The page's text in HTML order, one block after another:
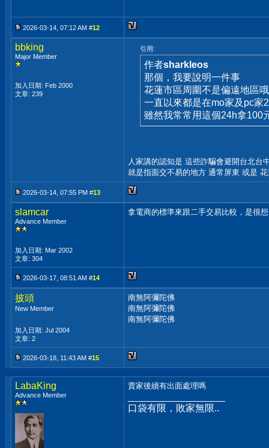
2026-03-14, 07:12 AM #12
bbking
Major Member
加入日期: Feb 2000
文章: 239
引用:
作者sharkleos
那個，我要說明一件事
花蓮市區周圍不是偏遠地區
一直以來都是在mo家及pc家
雖然我常常用這個24h拿100
人家講的認知是 這些詐騙會避開台北台
就是指面交不易的地方 通常屏東 或是
2026-03-14, 07:55 PM #13
slamcar
Advance Member
加入日期: Mar 2002
文章: 304
拿電商的標準來跟二手交易比較，是很
2026-03-17, 08:51 AM #14
披頭
New Member
加入日期: Jul 2004
文章: 2
南無阿彌陀佛
南無阿彌陀佛
南無阿彌陀佛
2026-03-18, 11:43 AM #15
LabaKing
Advance Member
賣家後續有出面處理嗎
口袋有限，敗家無限..